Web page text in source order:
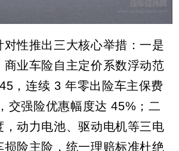
性推出三大核心举措：一是
商业车险自主定价系数浮动范
，连续 3 年零出险车主保费
交强险优惠幅度达 45%；二
，动力电池、驱动电机等三电
损险主险，统一理赔标准杜绝